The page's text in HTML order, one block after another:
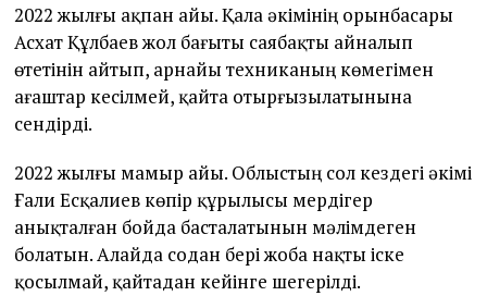
2022 жылғы ақпан айы. Қала әкімінің орынбасары
Асхат Құлбаев жол бағыты саябақты айналып
өтетінін айтып, арнайы техниканың көмегімен
ағаштар кесілмей, қайта отырғызылатынына
сендірді.
2022 жылғы мамыр айы. Облыстың сол кездегі әкімі
Ғали Есқалиев көпір құрылысы мердігер
анықталған бойда басталатынын мәлімдеген
болатын. Алайда содан бері жоба нақты іске
қосылмай, қайтадан кейінге шегерілді.